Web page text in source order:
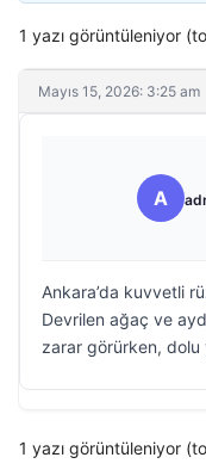
1 yazı görüntüleniyor
Mayıs 15, 2026: 3:25 am
A
Ankara’da kuvvetli
Devrilen ağaç ve
zarar görürken, dolu
1 yazı görüntüleniyor